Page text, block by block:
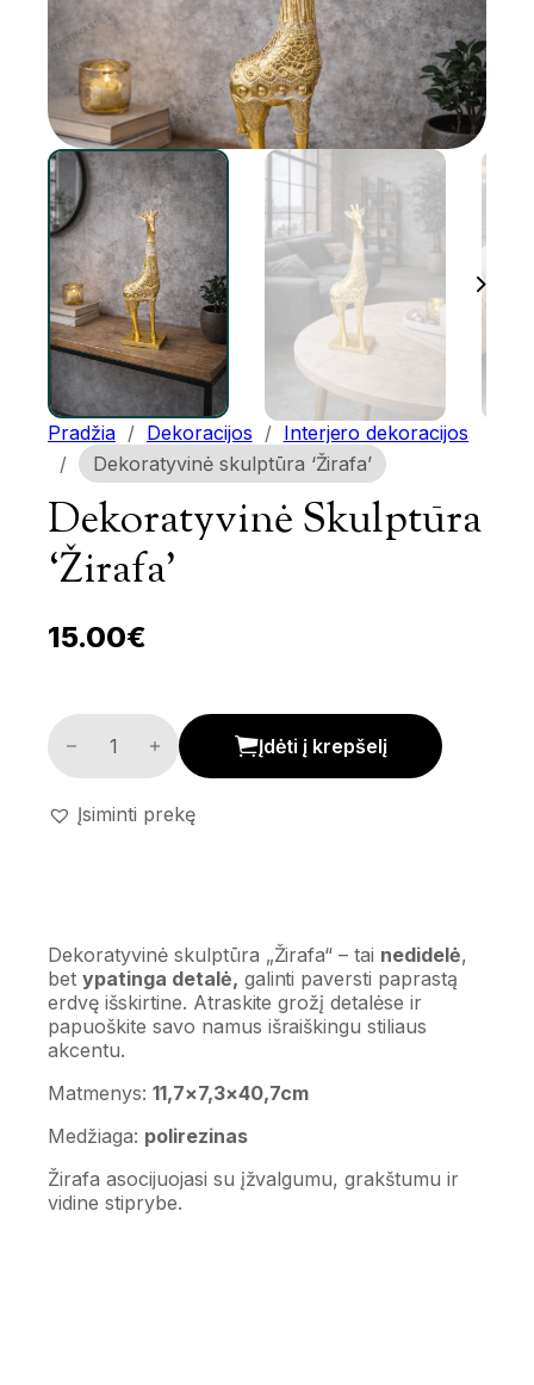
Pradžia / Dekoracijos / Interjero dekoracijos
/
Dekoratyvinė skulptūra ‘Žirafa’
Dekoratyvinė Skulptūra
‘Žirafa’
15.00€
Dekoratyvinė skulptūra 'Žirafa' kiekis
Įdėti į krepšelį
Įsiminti prekę
Dekoratyvinė skulptūra „Žirafa“ – tai nedidelė,
bet ypatinga detalė, galinti paversti paprastą
erdvę išskirtine. Atraskite grožį detalėse ir
papuoškite savo namus išraiškingu stiliaus
akcentu.
Matmenys: 11,7×7,3×40,7cm
Medžiaga: polirezinas
Žirafa asocijuojasi su įžvalgumu, grakštumu ir
vidine stiprybe.